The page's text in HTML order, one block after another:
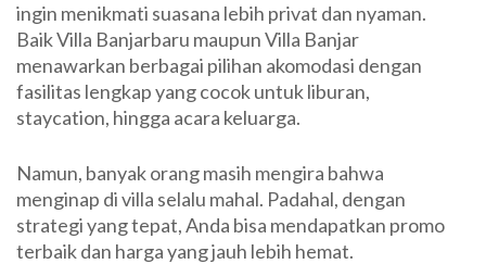
Terbaik
Villa
Banjar
ingin menikmati suasana lebih privat dan nyaman.
Baik Villa Banjarbaru maupun Villa Banjar
menawarkan berbagai pilihan akomodasi dengan
fasilitas lengkap yang cocok untuk liburan,
staycation, hingga acara keluarga.
Namun, banyak orang masih mengira bahwa
menginap di villa selalu mahal. Padahal, dengan
strategi yang tepat, Anda bisa mendapatkan promo
terbaik dan harga yang jauh lebih hemat.